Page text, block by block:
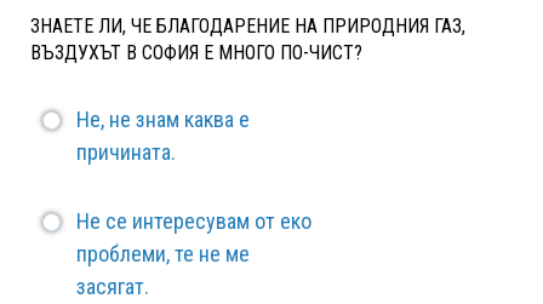
ЗНАЕТЕ ЛИ, ЧЕ БЛАГОДАРЕНИЕ НА ПРИРОДНИЯ ГАЗ,
ВЪЗДУХЪТ В СОФИЯ Е МНОГО ПО-ЧИСТ?
Не, не знам каква е
причината.
Не се интересувам от еко
проблеми, те не ме
засягат.